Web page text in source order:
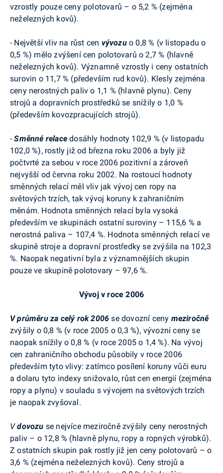
vzrostly pouze ceny polotovarů – o 5,2 % (zejména
neželezných kovů).
- Největší vliv na růst cen vývozuo 0,8 % (v listopadu o
0,5 %) mělo zvýšení cen polotovarů o 2,7 % (hlavně
neželezných kovů). Významně vzrostly i ceny ostatních
surovin o 11,7 % (především rud kovů). Klesly zejména
ceny nerostných paliv o 1,1 % (hlavně plynu). Ceny
strojů a dopravních prostředků se snížily o 1,0 %
(především kovozpracujících strojů).
-Směnné relace dosáhly hodnoty 102,9 % (v listopadu
102,0 %), rostly již od března roku 2006 a byly již
počtvrté za sebou v roce 2006 pozitivní a zároveň
nejvyšší od června roku 2002. Na rostoucí hodnoty
směnných relací měl vliv jak vývoj cen ropy na
světových trzích, tak vývoj koruny k zahraničním
měnám. Hodnota směnných relací byla vysoká
především ve skupinách ostatní suroviny – 115,6 % a
nerostná paliva – 107,4 %. Hodnota směnných relací ve
skupině stroje a dopravní prostředky se zvýšila na 102,3
%. Naopak negativní byla z významnějších skupin
pouze ve skupině polotovary – 97,6 %.
Vývoj v roce 2006
V průměru za celý rok 2006 se dovozní ceny meziročně
zvýšily o 0,8 % (v roce 2005 o 0,3 %), vývozní ceny se
naopak snížily o 0,8 % (v roce 2005 o 1,4 %). Na vývoj
cen zahraničního obchodu působily v roce 2006
především tyto vlivy: zatímco posílení koruny vůči euru
a dolaru tyto indexy snižovalo, růst cen energií (zejména
ropy a plynu) v souladu s vývojem na světových trzích
je naopak zvyšoval.
Vdovozu se nejvíce meziročně zvýšily ceny nerostných
paliv – o 12,8 % (hlavně plynu, ropy a ropných výrobků).
Z ostatních skupin pak rostly již jen ceny polotovarů – o
3,6 % (zejména neželezných kovů). Ceny strojů a